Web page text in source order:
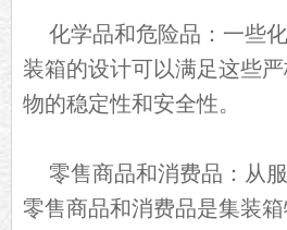
化学品和危险品：一些
装箱的设计可以满足这些
物的稳定性和安全性。
零售商品和消费品：从
零售商品和消费品是集装